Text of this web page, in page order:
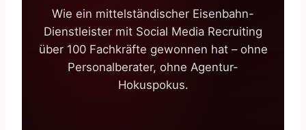
Wie ein mittelständischer Eisenbahn-
Dienstleister mit Social Media Recruiting
über 100 Fachkräfte gewonnen hat – ohne
Personalberater, ohne Agentur-
Hokuspokus.